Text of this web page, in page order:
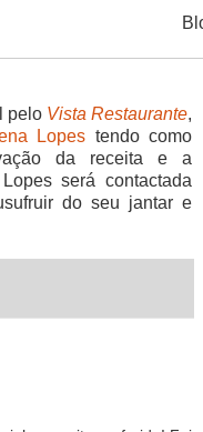
pelo Vista Restaurante,
Lopes tendo como
da receita e a
será contactada
do seu jantar e